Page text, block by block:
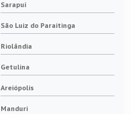
Sarapuí
São Luiz do Paraitinga
Riolândia
Getulina
Areiópolis
Manduri